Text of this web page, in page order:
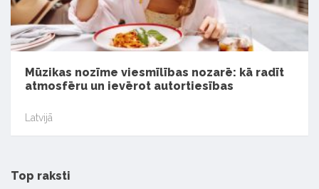
Mūzikas nozīme viesmīlības nozarē: kā radīt
atmosfēru un ievērot autortiesības
Latvijā
Top raksti